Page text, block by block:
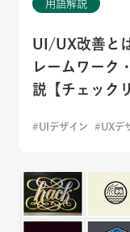
用語解説
UI/UX改善と
レームワーク
説【チェック
UIデザイン UXデ